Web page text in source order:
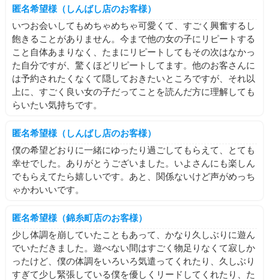
匿名希望様（しんばし店のお客様）
いつお会いしてもめちゃめちゃ可愛くて、すごく興奮するし
飽きることがありません。今まで他の女の子にリピートする
こと自体あまりなく、たまにリピートしてもその次はなかっ
た自分ですが、驚くほどリピートしてます。他のお客さんに
は予約されたくなくて隠しておきたいところですが、それ以
上に、すごく良い女の子だってことを読んだ方に理解しても
らいたい気持ちです。
匿名希望様（しんばし店のお客様）
僕の希望どおりに一緒にゆったり過ごしてもらえて、とても
幸せでした。ありがとうございました。いよさんにも楽しん
でもらえてたら嬉しいです。あと、関係ないけど声がめっち
ゃかわいいです。
匿名希望様（錦糸町店のお客様）
少し体調を崩していたこともあって、かなり久しぶりに遊ん
でいただきました。遊べない間はすごく物足りなくて寂しか
ったけど、僕の体調をいろいろ気遣ってくれたり、久しぶり
すぎて少し緊張している僕を優しくリードしてくれたり、た